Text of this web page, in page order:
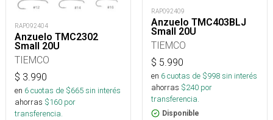
RAP092404
Anzuelo TMC2302
Small 20U
TIEMCO
$ 3.990
en 6cuotas de $665sin interés
ahorras $160 por
transferencia.
RAP092409
Anzuelo TMC403BLJ
Small 20U
TIEMCO
$ 5.990
en 6cuotas de $998sin interés
ahorras $240 por
transferencia.
Disponible